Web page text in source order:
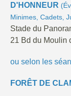
D'HONNEUR (
Minimes, Cadets,
Stade du
21 Bd du Moulin
ou selon les
FORÊT DE